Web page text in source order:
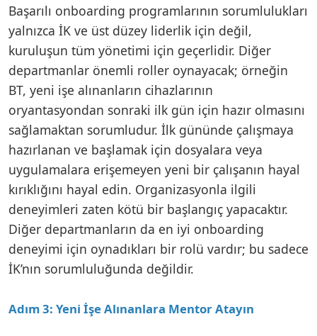
Başarılı onboarding programlarının sorumlulukları
yalnızca İK ve üst düzey liderlik için değil,
kuruluşun tüm yönetimi için geçerlidir. Diğer
departmanlar önemli roller oynayacak; örneğin
BT, yeni işe alınanların cihazlarının
oryantasyondan sonraki ilk gün için hazır olmasını
sağlamaktan sorumludur. İlk gününde çalışmaya
hazırlanan ve başlamak için dosyalara veya
uygulamalara erişemeyen yeni bir çalışanın hayal
kırıklığını hayal edin. Organizasyonla ilgili
deneyimleri zaten kötü bir başlangıç yapacaktır.
Diğer departmanların da en iyi onboarding
deneyimi için oynadıkları bir rolü vardır; bu sadece
İK’nın sorumluluğunda değildir.
Adım 3: Yeni İşe Alınanlara Mentor Atayın